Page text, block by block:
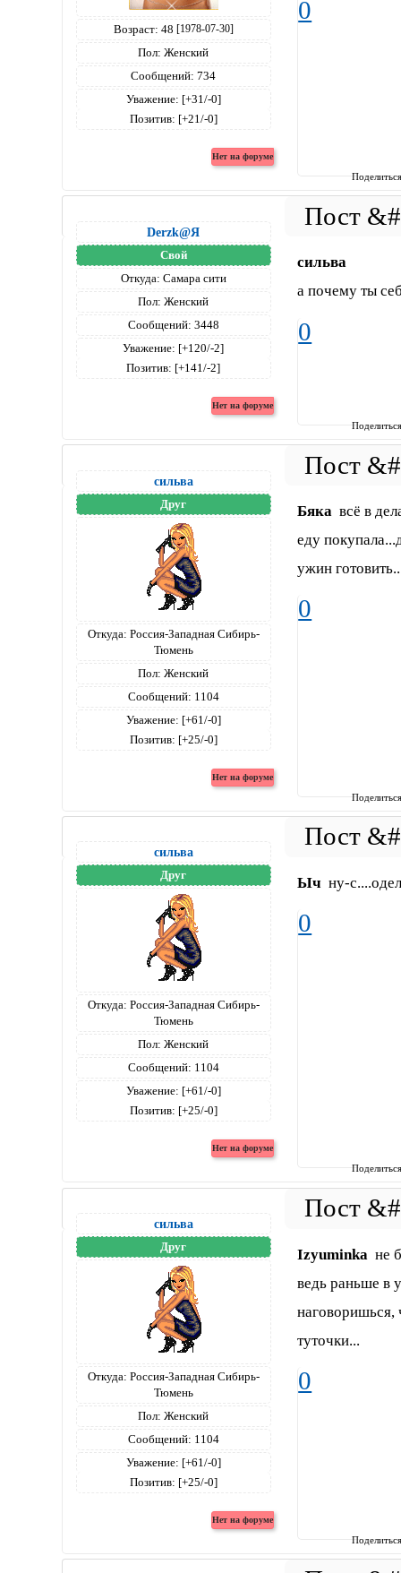
Возраст: 48 [1978-07-30]
Пол: Женский
Сообщений: 734
Уважение: [+31/-0]
Позитив: [+21/-0]
0
Derzk@Я
Свой
Откуда: Самара сити
Пол: Женский
Сообщений: 3448
Уважение: [+120/-2]
Позитив: [+141/-2]
сильва
а почему ты
0
сильва
Друг
Откуда: Россия-Западная Сибирь-
Тюмень
Пол: Женский
Сообщений: 1104
Уважение: [+61/-0]
Позитив: [+25/-0]
Бяка всё в
еду
ужин
0
сильва
Друг
Откуда: Россия-Западная Сибирь-
Тюмень
Пол: Женский
Сообщений: 1104
Уважение: [+61/-0]
Позитив: [+25/-0]
Ыч ну-
0
сильва
Друг
Откуда: Россия-Западная Сибирь-
Тюмень
Пол: Женский
Сообщений: 1104
Уважение: [+61/-0]
Позитив: [+25/-0]
Izyuminka не
ведь раньше в
туточки...
0